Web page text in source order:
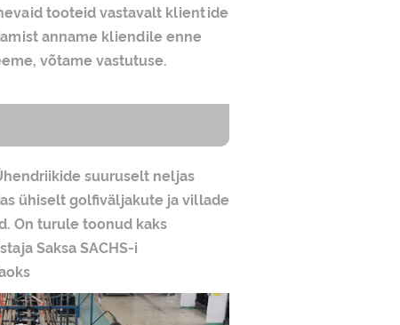
tooteid vastavalt klientide
anname kliendile enne
võtame vastutuse.
suuruselt neljas
ühiselt golfiväljakute ja villade
On turule toonud kaks
Saksa SACHS-i